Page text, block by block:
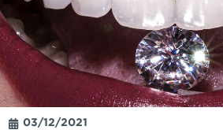
03/12/2021